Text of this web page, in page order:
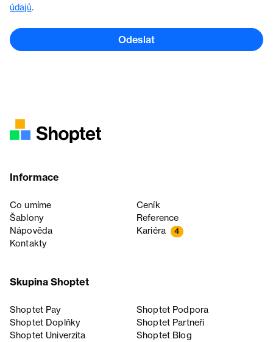
údajů.
Odeslat
Informace
Co umíme
Ceník
Šablony
Reference
Nápověda
Kariéra 4
Kontakty
Skupina Shoptet
Shoptet Pay
Shoptet Podpora
Shoptet Doplňky
Shoptet Partneři
Shoptet Univerzita
Shoptet Blog